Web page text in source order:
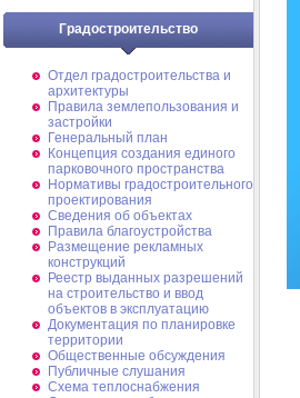
Градостроительство
Отдел градостроительства и
архитектуры
Правила землепользования и
застройки
Генеральный план
Концепция создания единого
парковочного пространства
Нормативы градостроительного
проектирования
Сведения об объектах
Правила благоустройства
Размещение рекламных
конструкций
Реестр выданных разрешений
на строительство и ввод
объектов в эксплуатацию
Документация по планировке
территории
Общественные обсуждения
Публичные слушания
Схема теплоснабжения